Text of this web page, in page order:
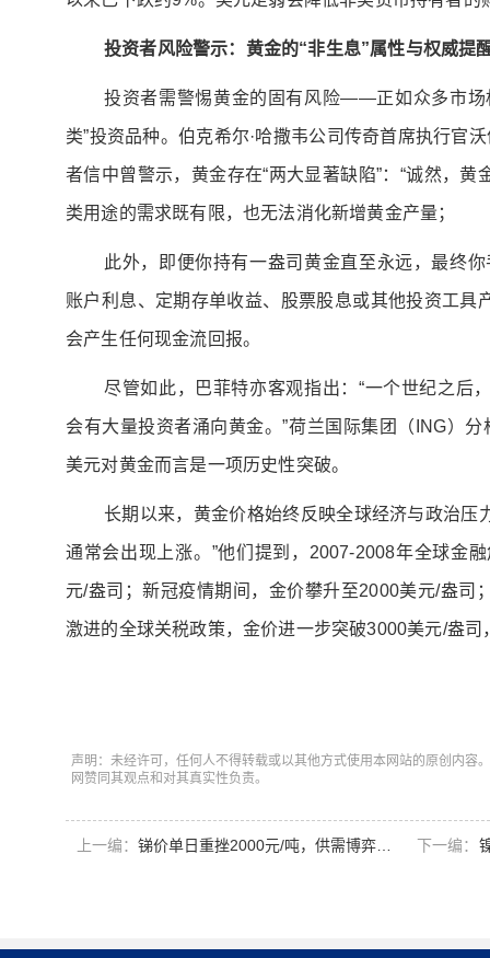
投资者风险警示：黄金的“非生息”属性与权威提
投资者需警惕黄金的固有风险——正如众多市场
类”投资品种。伯克希尔·哈撒韦公司传奇首席执行官
者信中曾警示，黄金存在“两大显著缺陷”：“诚然，
类用途的需求既有限，也无法消化新增黄金产量；
此外，即便你持有一盎司黄金直至永远，最终
账户利息、定期存单收益、股票股息或其他投资工具
会产生任何现金流回报。
尽管如此，巴菲特亦客观指出：“一个世纪之后
会有大量投资者涌向黄金。”荷兰国际集团（ING）
美元对黄金而言是一项历史性突破。
长期以来，黄金价格始终反映全球经济与政治压
通常会出现上涨。”他们提到，2007-2008年全球金
元/盎司；新冠疫情期间，金价攀升至2000美元/盎司
激进的全球关税政策，金价进一步突破3000美元/盎司
声明：未经许可，任何人不得转载或以其他方式使用本网站的原创内容
网赞同其观点和对其真实性负责。
上一编： 下一编：